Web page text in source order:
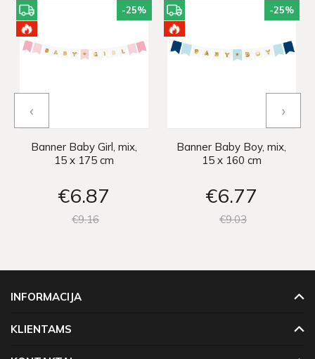
-25%
Banner Baby Girl, mix,
15 x 175 cm
€6 87
€916
-25%
Banner Baby Boy, mix,
15 x 160 cm
€6 77
€903
‹ ›
INFORMACIJA
KLIENTAMS